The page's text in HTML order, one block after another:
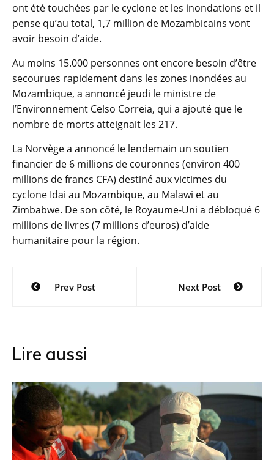
ont été touchées par le cyclone et les inondations et il
pense qu’au total, 1,7 million de Mozambicains vont
avoir besoin d’aide.
Au moins 15.000 personnes ont encore besoin d’être
secourues rapidement dans les zones inondées au
Mozambique, a annoncé jeudi le ministre de
l’Environnement Celso Correia, qui a ajouté que le
nombre de morts atteignait les 217.
La Norvège a annoncé le lendemain un soutien
financier de 6 millions de couronnes (environ 400
millions de francs CFA) destiné aux victimes du
cyclone Idai au Mozambique, au Malawi et au
Zimbabwe. De son côté, le Royaume-Uni a débloqué 6
millions de livres (7 millions d’euros) d’aide
humanitaire pour la région.
Navigation
Prev Post Next Post
Lire aussi